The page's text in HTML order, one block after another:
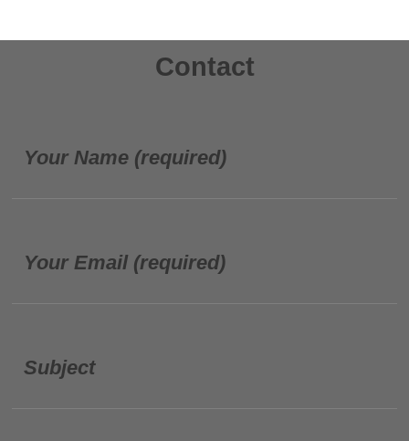
Contact
Your Name (required)
Your Email (required)
Subject